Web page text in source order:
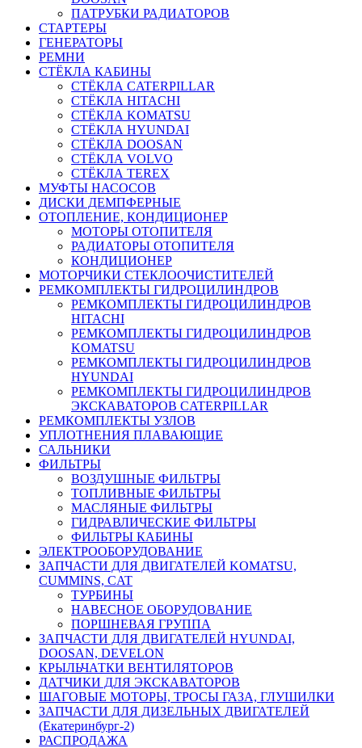
ПАТРУБКИ РАДИАТОРОВ
СТАРТЕРЫ
ГЕНЕРАТОРЫ
РЕМНИ
СТЁКЛА КАБИНЫ
СТЁКЛА CATERPILLAR
СТЁКЛА HITACHI
СТЁКЛА KOMATSU
СТЁКЛА HYUNDAI
СТЁКЛА DOOSAN
СТЁКЛА VOLVO
СТЁКЛА TEREX
МУФТЫ НАСОСОВ
ДИСКИ ДЕМПФЕРНЫЕ
ОТОПЛЕНИЕ, КОНДИЦИОНЕР
МОТОРЫ ОТОПИТЕЛЯ
РАДИАТОРЫ ОТОПИТЕЛЯ
КОНДИЦИОНЕР
МОТОРЧИКИ СТЕКЛООЧИСТИТЕЛЕЙ
РЕМКОМПЛЕКТЫ ГИДРОЦИЛИНДРОВ
РЕМКОМПЛЕКТЫ ГИДРОЦИЛИНДРОВ
HITACHI
РЕМКОМПЛЕКТЫ ГИДРОЦИЛИНДРОВ
KOMATSU
РЕМКОМПЛЕКТЫ ГИДРОЦИЛИНДРОВ
HYUNDAI
РЕМКОМПЛЕКТЫ ГИДРОЦИЛИНДРОВ
ЭКСКАВАТОРОВ CATERPILLAR
РЕМКОМПЛЕКТЫ УЗЛОВ
УПЛОТНЕНИЯ ПЛАВАЮЩИЕ
САЛЬНИКИ
ФИЛЬТРЫ
ВОЗДУШНЫЕ ФИЛЬТРЫ
ТОПЛИВНЫЕ ФИЛЬТРЫ
МАСЛЯНЫЕ ФИЛЬТРЫ
ГИДРАВЛИЧЕСКИЕ ФИЛЬТРЫ
ФИЛЬТРЫ КАБИНЫ
ЭЛЕКТРООБОРУДОВАНИЕ
ЗАПЧАСТИ ДЛЯ ДВИГАТЕЛЕЙ KOMATSU,
CUMMINS, CAT
ТУРБИНЫ
НАВЕСНОЕ ОБОРУДОВАНИЕ
ПОРШНЕВАЯ ГРУППА
ЗАПЧАСТИ ДЛЯ ДВИГАТЕЛЕЙ HYUNDAI,
DOOSAN, DEVELON
КРЫЛЬЧАТКИ ВЕНТИЛЯТОРОВ
ДАТЧИКИ ДЛЯ ЭКСКАВАТОРОВ
ШАГОВЫЕ МОТОРЫ, ТРОСЫ ГАЗА, ГЛУШИЛКИ
ЗАПЧАСТИ ДЛЯ ДИЗЕЛЬНЫХ ДВИГАТЕЛЕЙ
(Екатеринбург-2)
РАСПРОДАЖА